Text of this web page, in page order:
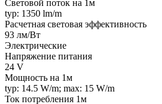
Световой поток на 1м
typ: 1350 lm/m
Расчетная световая эффективность
93 лм/Вт
Электрические
Напряжение питания
24 V
Мощность на 1м
typ: 14.5 W/m; max: 15 W/m
Ток потребления 1м